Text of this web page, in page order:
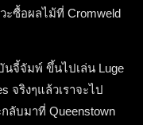
ะซื้อผลไม้ที่ Cromweld
นจี้จัมพ์ ขึ้นไปเล่น Luge
จริงๆแล้วเราจะไป
ลับมาที่ Queenstown